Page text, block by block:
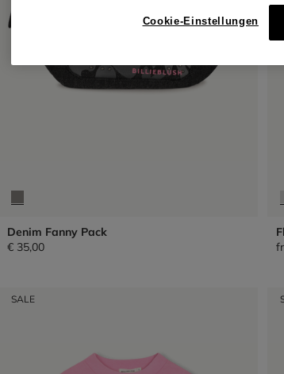
Denim Fanny Pack
€ 35,00
SALE
Cookie-Einstellungen